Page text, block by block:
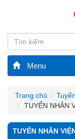
Menu
Trang chủ
TUYỂN NHÂN
TUYỂN NHÂN